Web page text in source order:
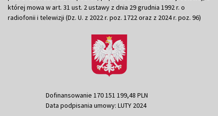
której mowa w art. 31 ust. 2 ustawy z dnia 29 grudnia 1992 r. o
radiofonii i telewizji (Dz. U. z 2022 r. poz. 1722 oraz z 2024 r. poz. 96)
Dofinansowanie 170 151 199,48 PLN
Data podpisania umowy: LUTY 2024